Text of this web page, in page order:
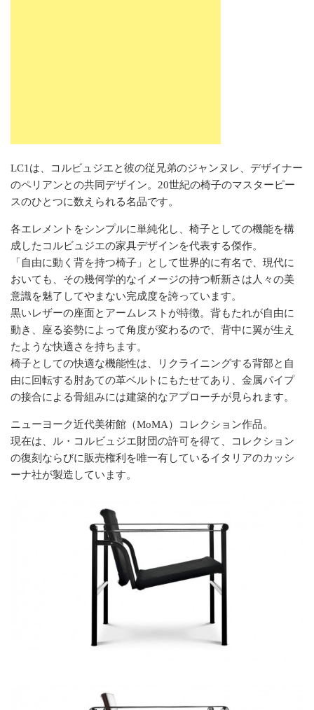
LC1は、コルビュジエと彼の従兄弟のジャンヌレ、デザイナー
のペリアンとの共同デザイン。20世紀の椅子のマスターピー
スのひとつに数えられる名品です。
各エレメントをシンプルに単純化し、椅子としての機能を構
成したコルビュジエの家具デザインを代表する傑作。
「自由に動く背を持つ椅子」として世界的に有名で、現代に
おいても、その幾何学的なイメージの持つ斬新さは人々の美
意識を魅了してやまない完成度を誇っています。
黒いレザーの座面とアームレストが特徴。背もたれが自由に
動き、座る姿勢によって角度が変わるので、背中に翼が生え
たような快適さを持ちます。
椅子としての快適な機能性は、リクライニングする背部と自
由に回転する肘あての革ベルトにもたせてあり、金属パイプ
の接合による骨組みには建築的なアプローチが見られます。
ニューヨーク近代美術館（MoMA）コレクション作品。
現在は、ル・コルビュジエ財団の許可を得て、コレクション
の復刻ならびに販売権利を唯一有しているイタリアのカッシ
ーナ社が製造しています。